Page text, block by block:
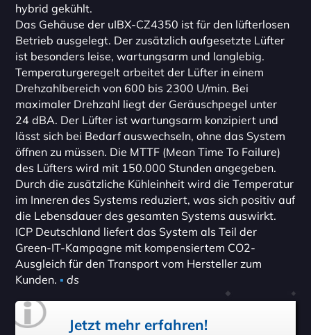
hybrid gekühlt.
Das Gehäuse der uIBX-CZ4350 ist für den lüfterlosen
Betrieb ausgelegt. Der zusätzlich aufgesetzte Lüfter
ist besonders leise, wartungsarm und langlebig.
Temperaturgeregelt arbeitet der Lüfter in einem
Drehzahlbereich von 600 bis 2300 U/min. Bei
maximaler Drehzahl liegt der Geräuschpegel unter
24 dBA. Der Lüfter ist wartungsarm konzipiert und
lässt sich bei Bedarf auswechseln, ohne das System
öffnen zu müssen. Die MTTF (Mean Time To Failure)
des Lüfters wird mit 150.000 Stunden angegeben.
Durch die zusätzliche Kühleinheit wird die Temperatur
im Inneren des Systems reduziert, was sich positiv auf
die Lebensdauer des gesamten Systems auswirkt.
ICP Deutschland liefert das System als Teil der
Green-IT-Kampagne mit kompensiertem CO2-
Ausgleich für den Transport vom Hersteller zum
Kunden.▪ ds
Jetzt mehr erfahren!